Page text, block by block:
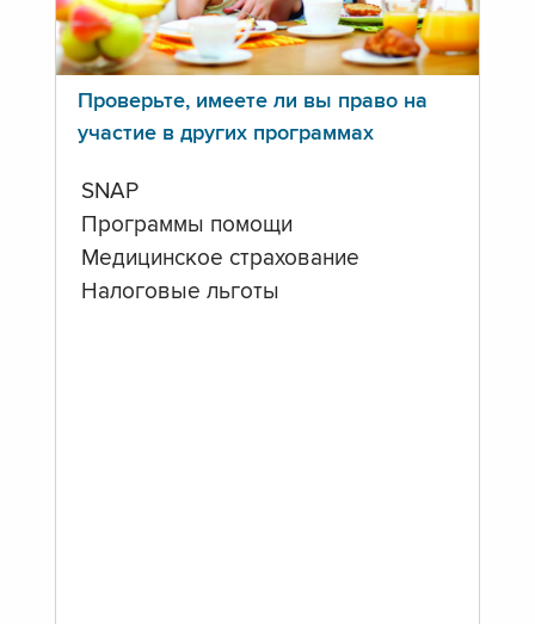
Проверьте, имеете ли вы право на
участие в других программах
SNAP
Программы помощи
Медицинское страхование
Налоговые льготы